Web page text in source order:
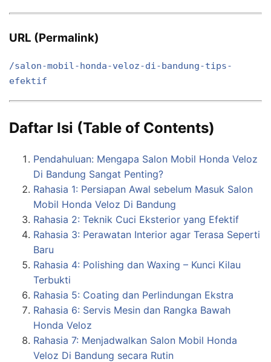
URL (Permalink)
/salon-mobil-honda-veloz-di-bandung-tips-
efektif
Daftar Isi (Table of Contents)
Pendahuluan: Mengapa Salon Mobil Honda Veloz
Di Bandung Sangat Penting?
Rahasia 1: Persiapan Awal sebelum Masuk Salon
Mobil Honda Veloz Di Bandung
Rahasia 2: Teknik Cuci Eksterior yang Efektif
Rahasia 3: Perawatan Interior agar Terasa Seperti
Baru
Rahasia 4: Polishing dan Waxing – Kunci Kilau
Terbukti
Rahasia 5: Coating dan Perlindungan Ekstra
Rahasia 6: Servis Mesin dan Rangka Bawah
Honda Veloz
Rahasia 7: Menjadwalkan Salon Mobil Honda
Veloz Di Bandung secara Rutin